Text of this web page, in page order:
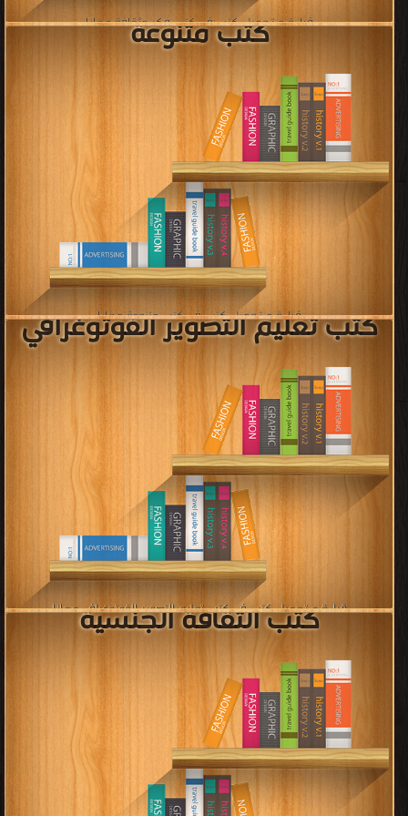
قراءة و تحميل كتب في كتب دروس بالصوت والصورة مجانا
[ 34 كتاب/كتب ]
إعلان:
كتب عالمية مترجمة